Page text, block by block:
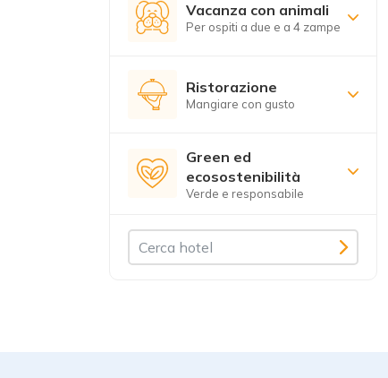
Vacanza con animali
Per ospiti a due e a 4 zampe
Ristorazione
Mangiare con gusto
Green ed
ecosostenibilità
Verde e responsabile